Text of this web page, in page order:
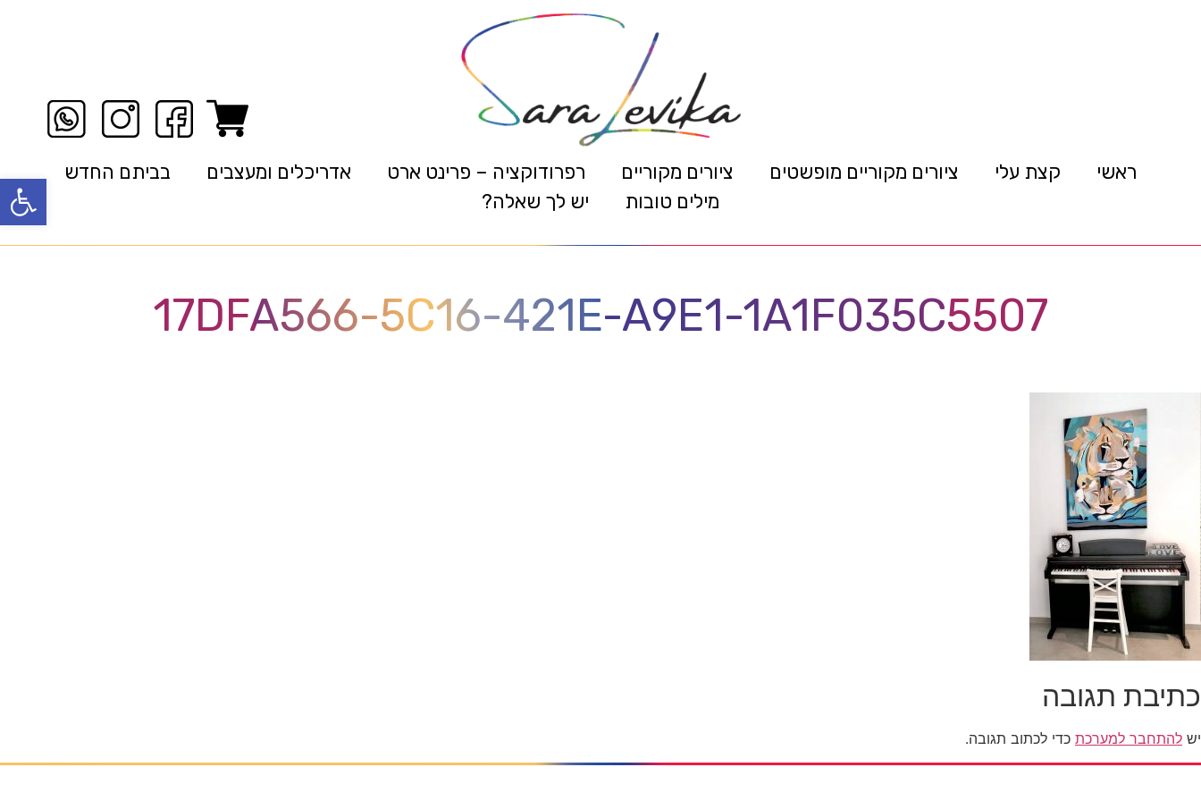
פתח ראשי קצת עלי ציורים מקוריים מופשטים ציורים מקוריים רפרודוקציה – פרינט ארט אדריכלים ומעצבים
בביתם החדש
מילים טובות
יש לך שאלה?
17DFA566-5C16-421E-A9E1-1A1F035C5507
כתיבת תגובה
יש להתחבר למערכת כדי לכתוב תגובה.